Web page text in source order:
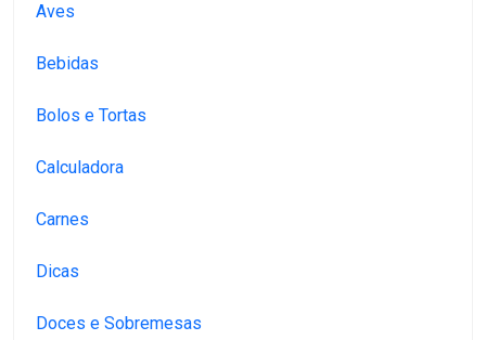
Aves
Bebidas
Bolos e Tortas
Calculadora
Carnes
Dicas
Doces e Sobremesas